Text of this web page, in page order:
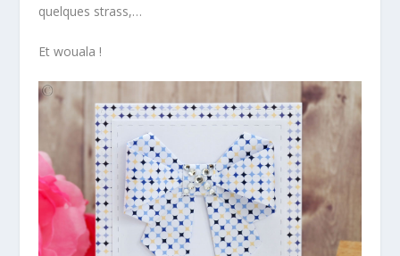
quelques strass,…
Et wouala !